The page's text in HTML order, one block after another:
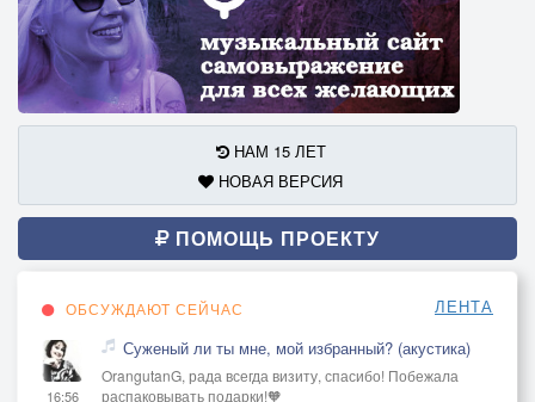
НАМ 15 ЛЕТ
НОВАЯ ВЕРСИЯ
ПОМОЩЬ ПРОЕКТУ
ОБСУЖДАЮТ СЕЙЧАС ЛЕНТА
16:56
Суженый ли ты мне, мой избранный? (акустика)
OrangutanG, рада всегда визиту, спасибо! Побежала
распаковывать подарки!🧡